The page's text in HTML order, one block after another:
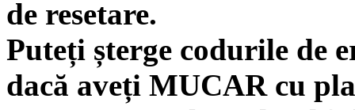
de resetare.
Puteți șterge codurile de
dacă aveți MUCAR cu